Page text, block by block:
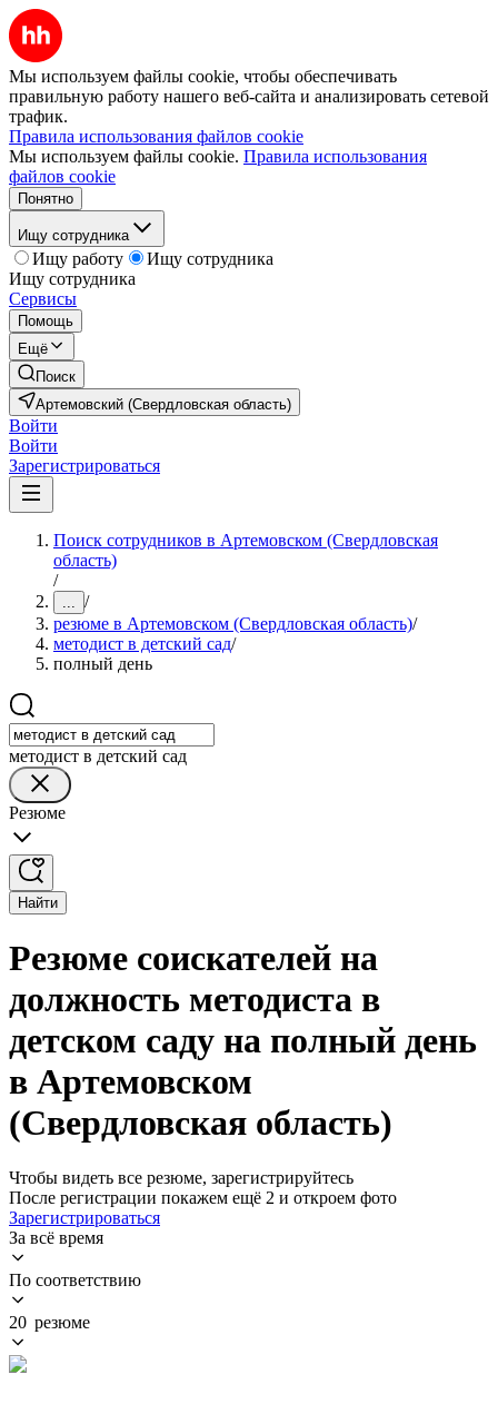
Мы используем файлы cookie, чтобы обеспечивать
правильную работу нашего веб-сайта и анализировать сетевой
трафик.
Правила использования файлов cookie
Мы используем файлы cookie. Правила использования
файлов cookie
Понятно
Ищу сотрудника
Ищу работу
Ищу сотрудника
Ищу сотрудника
Сервисы
Помощь
Ещё
Поиск
Артемовский (Свердловская область)
Войти
Войти
Зарегистрироваться
Поиск сотрудников в Артемовском (Свердловская
область)
/
... /
резюме в Артемовском (Свердловская область)/
методист в детский сад/
полный день
методист в детский сад
Резюме
Найти
Резюме соискателей на
должность методиста в
детском саду на полный день
в Артемовском
(Свердловская область)
Чтобы видеть все резюме, зарегистрируйтесь
После регистрации покажем ещё 2 и откроем фото
Зарегистрироваться
За всё время
По соответствию
20 резюме